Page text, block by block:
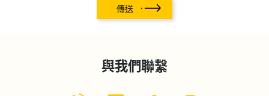
傳送
與我們聯繫